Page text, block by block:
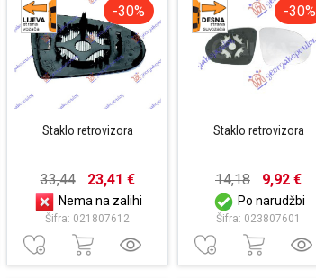
-30%
Staklo retrovizora
33,44 23,41 €
Nema na zalihi
Šifra: 021807612
-30%
Staklo retrovizora
14,18 9,92 €
Po narudžbi
Šifra: 023807601